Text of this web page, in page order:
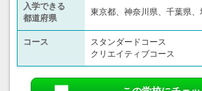
入学できる
都道府県
東京都、神奈川県、千葉県、
コース
スタンダードコース
クリエイティブコース